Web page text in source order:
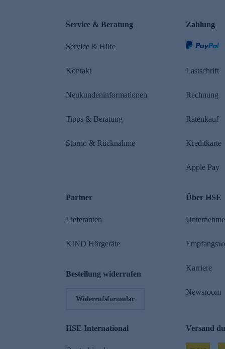
Service & Beratung
Service & Hilfe
Kontakt
Neukundeninformationen
Tipps & Beratung
Storno & Rücknahme
Zahlung
Lastschrift
Rechnung
Ratenkauf
Kreditkarte
Apple Pay
Partner
Lieferanten
KIND Hörgeräte
Bestellung widerrufen
Widerrufsformular
Über HSE
Karriere
Newsroom
HSE International Versand